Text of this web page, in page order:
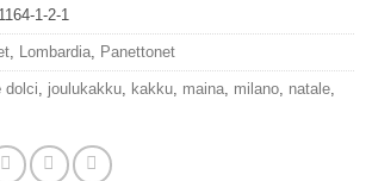
1164-1-2-1
Lombardia Panettonet
dolci joulukakku kakku maina milano natale